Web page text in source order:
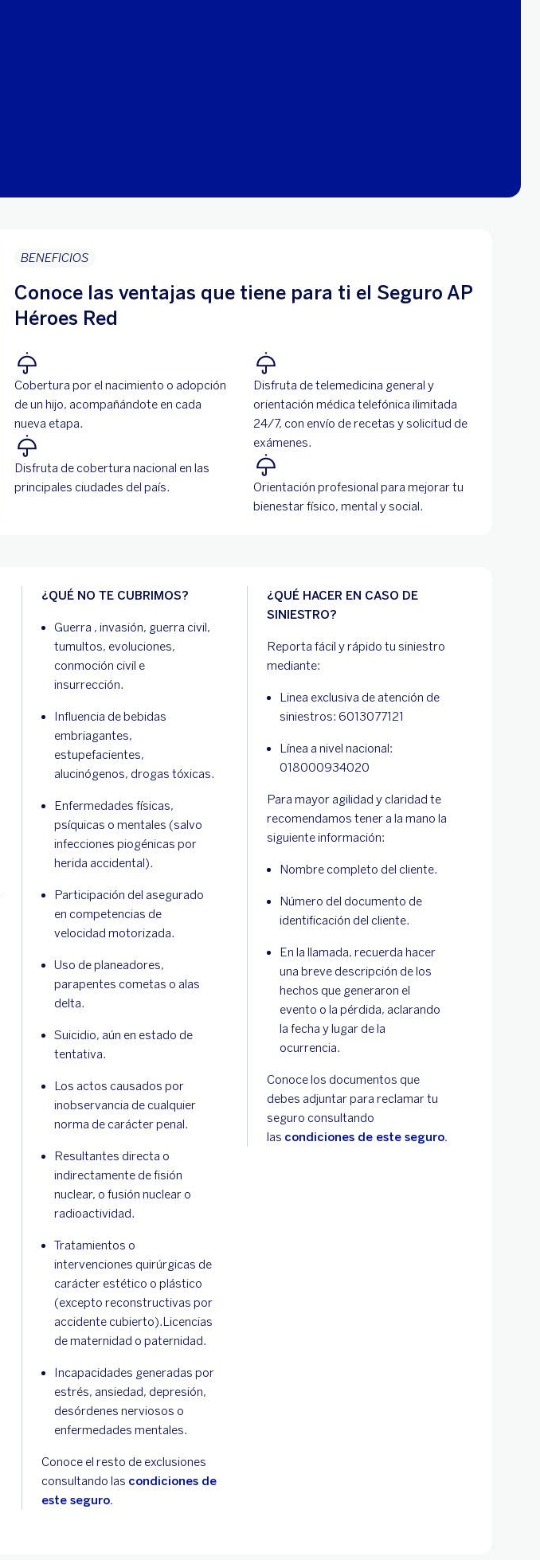
BENEFICIOS
Conoce las ventajas que tiene para ti el Seguro AP
Héroes Red
Cobertura por el nacimiento o adopción
de un hijo, acompañándote en cada
nueva etapa.
Disfruta de cobertura nacional en las
principales ciudades del país.
Disfruta de telemedicina general y
orientación médica telefónica ilimitada
24/7, con envío de recetas y solicitud de
exámenes.
Orientación profesional para mejorar tu
bienestar físico, mental y social.
¿QUÉ NO TE CUBRIMOS?
Guerra , invasión, guerra civil,
tumultos, evoluciones,
conmoción civil e
insurrección.
Influencia de bebidas
embriagantes,
estupefacientes,
alucinógenos, drogas tóxicas.
Enfermedades físicas,
psíquicas o mentales (salvo
infecciones piogénicas por
herida accidental).
Participación del asegurado
en competencias de
velocidad motorizada.
Uso de planeadores,
parapentes cometas o alas
delta.
Suicidio, aún en estado de
tentativa.
Los actos causados por
inobservancia de cualquier
norma de carácter penal.
Resultantes directa o
indirectamente de fisión
nuclear, o fusión nuclear o
radioactividad.
Tratamientos o
intervenciones quirúrgicas de
carácter estético o plástico
(excepto reconstructivas por
accidente cubierto).Licencias
de maternidad o paternidad.
Incapacidades generadas por
estrés, ansiedad, depresión,
desórdenes nerviosos o
enfermedades mentales.
Conoce el resto de exclusiones
consultando las condiciones de
este seguro.
¿QUÉ HACER EN CASO DE
SINIESTRO?
Reporta fácil y rápido tu siniestro
mediante:
Linea exclusiva de atención de
siniestros: 6013077121
Línea a nivel nacional:
018000934020
Para mayor agilidad y claridad te
recomendamos tener a la mano la
siguiente información:
Nombre completo del cliente.
Número del documento de
identificación del cliente.
En la llamada, recuerda hacer
una breve descripción de los
hechos que generaron el
evento o la pérdida, aclarando
la fecha y lugar de la
ocurrencia.
Conoce los documentos que
debes adjuntar para reclamar tu
seguro consultando
las condiciones de este seguro.